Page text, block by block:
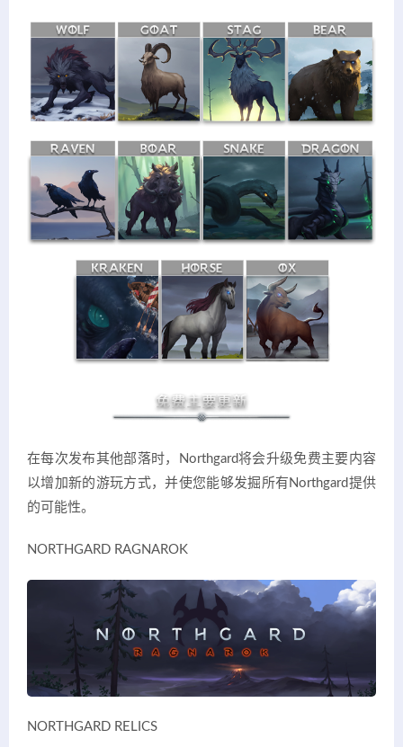
在每次发布其他部落时，Northgard将会升级免费主要内容
以增加新的游玩方式，并使您能够发掘所有Northgard提供
的可能性。
NORTHGARD RAGNAROK
NORTHGARD RELICS